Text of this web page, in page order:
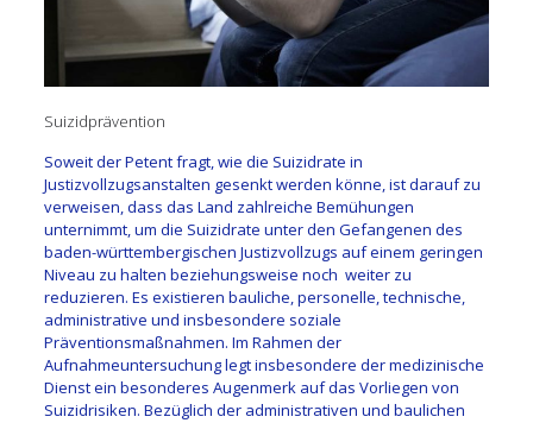
Suizidprävention
Soweit der Petent fragt, wie die Suizidrate in
Justizvollzugsanstalten gesenkt werden könne, ist darauf zu
verweisen, dass das Land zahlreiche Bemühungen
unternimmt, um die Suizidrate unter den Gefangenen des
baden-württembergischen Justizvollzugs auf einem geringen
Niveau zu halten beziehungsweise noch weiter zu
reduzieren. Es existieren bauliche, personelle, technische,
administrative und insbesondere soziale
Präventionsmaßnahmen. Im Rahmen der
Aufnahmeuntersuchung legt insbesondere der medizinische
Dienst ein besonderes Augenmerk auf das Vorliegen von
Suizidrisiken. Bezüglich der administrativen und baulichen